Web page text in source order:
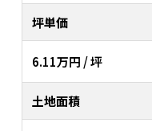
坪単価
6.11万円 / 坪
土地面積